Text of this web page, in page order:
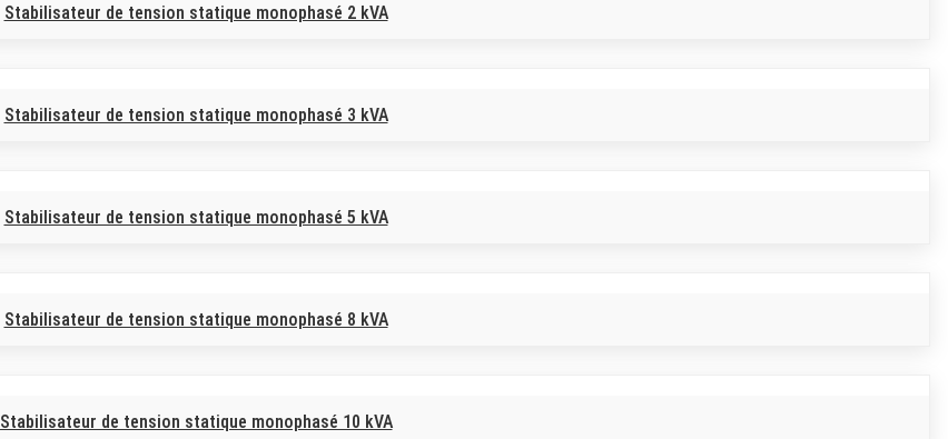
Stabilisateur de tension statique monophasé 2 kVA
Stabilisateur de tension statique monophasé 3 kVA
Stabilisateur de tension statique monophasé 5 kVA
Stabilisateur de tension statique monophasé 8 kVA
Stabilisateur de tension statique monophasé 10 kVA